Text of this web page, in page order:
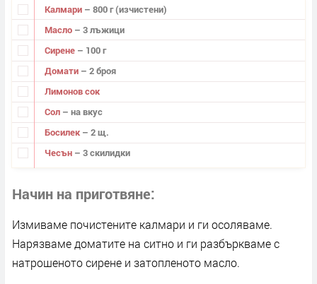
Калмари – 800 г (изчистени)
Масло – 3 лъжици
Сирене – 100 г
Домати – 2 броя
Лимонов сок
Сол – на вкус
Босилек – 2 щ.
Чесън – 3 скилидки
Начин на приготвяне
Измиваме почистените калмари и ги осоляваме.
Нарязваме доматите на ситно и ги разбъркваме с
натрошеното сирене и затопленото масло.